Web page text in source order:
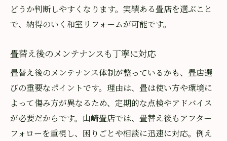
どうか判断しやすくなります。実績ある畳店を選ぶこと
で、納得のいく和室リフォームが可能です。
畳替え後のメンテナンスも丁寧に対応
畳替え後のメンテナンス体制が整っているかも、畳店選
びの重要なポイントです。理由は、畳は使い方や環境に
よって傷み方が異なるため、定期的な点検やアドバイス
が必要だからです。山崎畳店では、畳替え後もアフター
フォローを重視し、困りごとや相談に迅速に対応。例え